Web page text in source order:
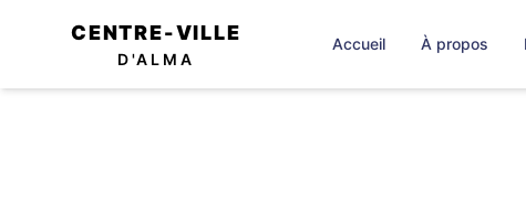
CENTRE-VILLE
D'ALMA
Accueil À propos